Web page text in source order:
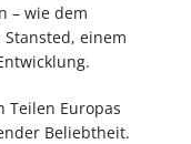
– wie dem
einem
Teilen Europas
Beliebtheit.